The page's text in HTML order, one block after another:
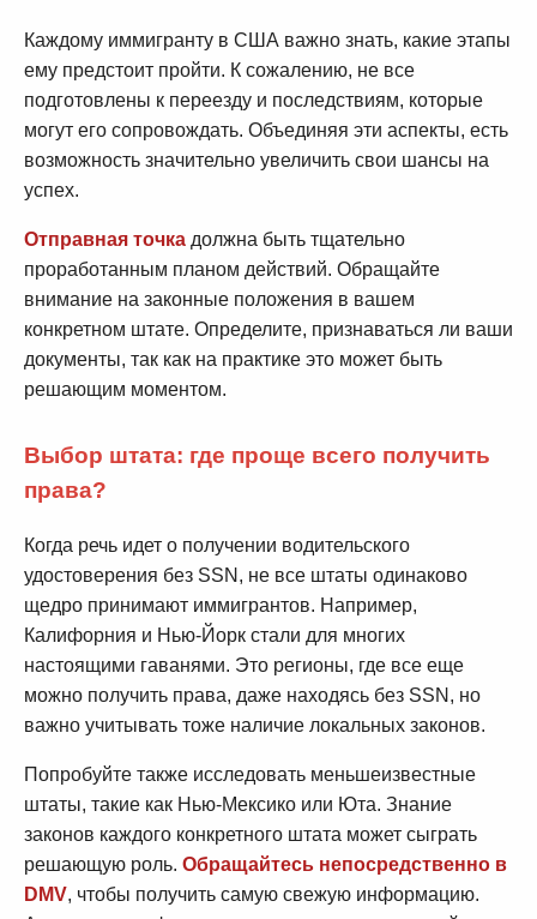
Каждому иммигранту в США важно знать, какие этапы
ему предстоит пройти. К сожалению, не все
подготовлены к переезду и последствиям, которые
могут его сопровождать. Объединяя эти аспекты, есть
возможность значительно увеличить свои шансы на
успех.
Отправная точка должна быть тщательно
проработанным планом действий. Обращайте
внимание на законные положения в вашем
конкретном штате. Определите, признаваться ли ваши
документы, так как на практике это может быть
решающим моментом.
Выбор штата: где проще всего получить
права?
Когда речь идет о получении водительского
удостоверения без SSN, не все штаты одинаково
щедро принимают иммигрантов. Например,
Калифорния и Нью-Йорк стали для многих
настоящими гаванями. Это регионы, где все еще
можно получить права, даже находясь без SSN, но
важно учитывать тоже наличие локальных законов.
Попробуйте также исследовать меньшеизвестные
штаты, такие как Нью-Мексико или Юта. Знание
законов каждого конкретного штата может сыграть
решающую роль. Обращайтесь непосредственно в
DMV, чтобы получить самую свежую информацию.